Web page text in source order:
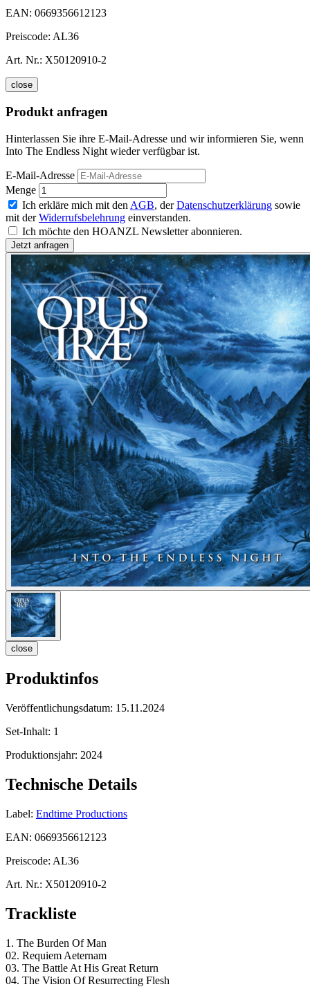
EAN: 0669356612123
Preiscode: AL36
Art. Nr.: X50120910-2
close
Produkt anfragen
Hinterlassen Sie ihre E-Mail-Adresse und wir informieren Sie, wenn
Into The Endless Night wieder verfügbar ist.
E-Mail-Adresse
Menge
Ich erkläre mich mit den AGB, derDatenschutzerklärung sowie
mit derWiderrufsbelehrung einverstanden.
Ich möchte den HOANZL Newsletter abonnieren.
close
Produktinfos
Veröffentlichungsdatum: 15.11.2024
Set-Inhalt: 1
Produktionsjahr: 2024
Technische Details
Label: Endtime Productions
EAN: 0669356612123
Preiscode: AL36
Art. Nr.: X50120910-2
Trackliste
1. The Burden Of Man
02. Requiem Aeternam
03. The Battle At His Great Return
04. The Vision Of Resurrecting Flesh